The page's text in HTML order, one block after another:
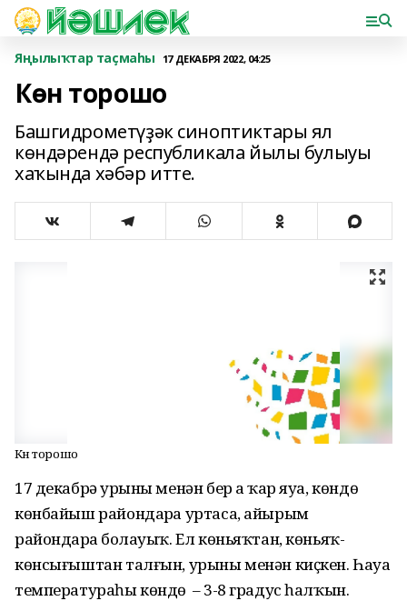
Яңылыҡтар таҫмаһы 17 ДЕКАБРЯ 2022, 04:25
Көн торошо
Башгидрометүҙәк синоптиктары ял
көндәрендә республикала йылы булыуы
хаҡында хәбәр итте.
Көн торошо
17 декабрҙә урыны менән бер аҙ ҡар яуа, көндөҙ
көнбайыш райондарҙа уртаса, айырым
райондарҙа боҙлауыҡ. Ел көньяҡтан, көньяҡ-
көнсығыштан талғын, урыны менән киҫкен. Һауа
температураһы көндөҙ – 3-8 градус һалҡын.